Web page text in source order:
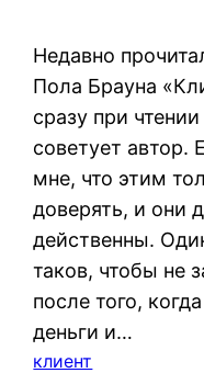
Недавно
Пола Брауна
сразу при
советует автор.
мне, что этим
доверять, и они
действенны.
таков, чтобы не
после того,
деньги и…
клиент